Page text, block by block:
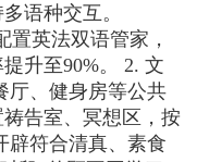
语种交互。
置英法双语管家，
升至90%。 2. 文
厅、健身房等公共
告室、冥想区，按
辟符合清真、素食